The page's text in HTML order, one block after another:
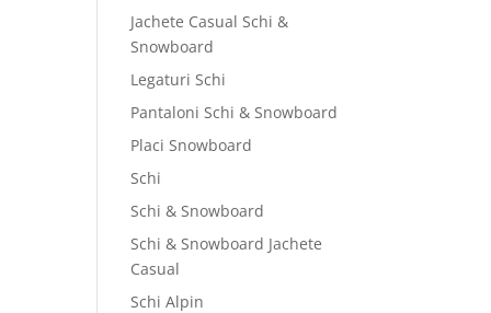
Jachete Casual Schi &
Snowboard
Legaturi Schi
Pantaloni Schi & Snowboard
Placi Snowboard
Schi
Schi & Snowboard
Schi & Snowboard Jachete
Casual
Schi Alpin